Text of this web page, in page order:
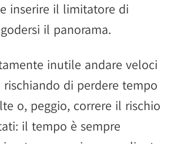
inserire il limitatore di
il panorama.
inutile andare veloci
di perdere tempo
o, peggio, correre il rischio
il tempo è sempre